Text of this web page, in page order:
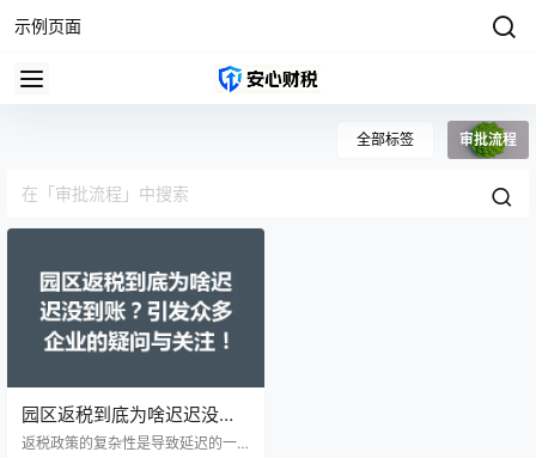
示例页面
全部标签 审批流程
园区返税到底为啥迟迟没到
账？引发众多企业的疑问与
返税政策的复杂性是导致延迟的一